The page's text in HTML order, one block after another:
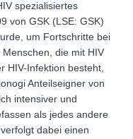
spezialisiertes
von GSK (LSE: GSK)
um Fortschritte bei
die mit HIV
HIV-Infektion besteht,
Anteilseigner von
intensiver und
als jedes andere
dabei einen